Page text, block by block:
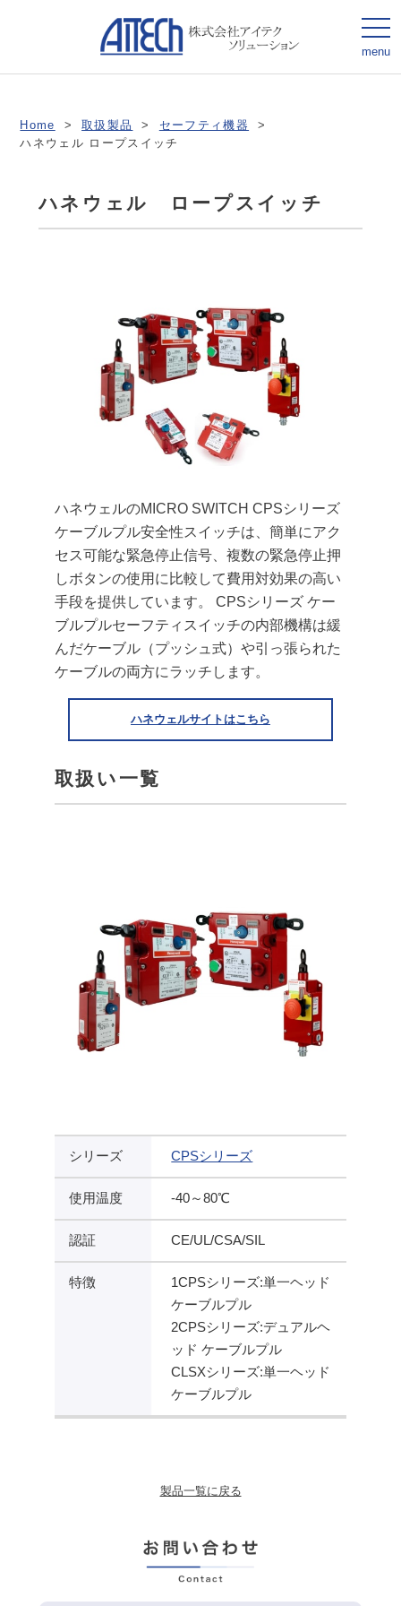
menu
Home > 取扱製品 > セーフティ機器
>
ハネウェル ロープスイッチ
ハネウェル ロープスイッチ
ハネウェルのMICRO SWITCH CPSシリーズ
ケーブルプル安全性スイッチは、簡単にアク
セス可能な緊急停止信号、複数の緊急停止押
しボタンの使用に比較して費用対効果の高い
手段を提供しています。 CPSシリーズ ケー
ブルプルセーフティスイッチの内部機構は緩
んだケーブル（プッシュ式）や引っ張られた
ケーブルの両方にラッチします。
ハネウェルサイトはこちら
取扱い一覧
シリーズ CPSシリーズ
使用温度 -40～80℃
認証 CE/UL/CSA/SIL
特徴
1CPSシリーズ:単一ヘッド
ケーブルプル
2CPSシリーズ:デュアルヘ
ッド ケーブルプル
CLSXシリーズ:単一ヘッド
ケーブルプル
製品一覧に戻る